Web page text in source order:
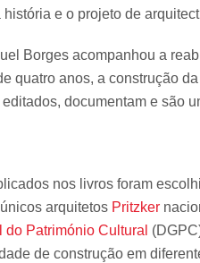
e o projeto de
Borges acompanhou a
quatro anos, a construção
documentam e são
nos livros foram
arquitetos Pritzker
do Património Cultural
de construção em